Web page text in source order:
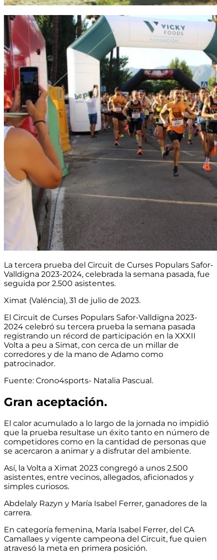
La tercera prueba del Circuit de Curses Populars Safor-
Valldigna 2023-2024, celebrada la semana pasada, fue
seguida por 2.500 asistentes.
Ximat (Valéncia), 31 de julio de 2023.
El Circuit de Curses Populars Safor-Valldigna 2023-
2024 celebró su tercera prueba la semana pasada
registrando un récord de participación en la XXXII
Volta a peu a Simat, con cerca de un millar de
corredores y de la mano de Adamo como
patrocinador.
Fuente: Crono4sports- Natalia Pascual.
Gran aceptación.
El calor acumulado a lo largo de la jornada no impidió
que la prueba resultase un éxito tanto en número de
competidores como en la cantidad de personas que
se acercaron a animar y a disfrutar del ambiente.
Así, la Volta a Ximat 2023 congregó a unos 2.500
asistentes, entre vecinos, allegados, aficionados y
simples curiosos.
Abdelaly Razyn y María Isabel Ferrer, ganadores de la
carrera.
En categoría femenina, María Isabel Ferrer, del CA
Camallaes y vigente campeona del Circuit, fue quien
atravesó la meta en primera posición.